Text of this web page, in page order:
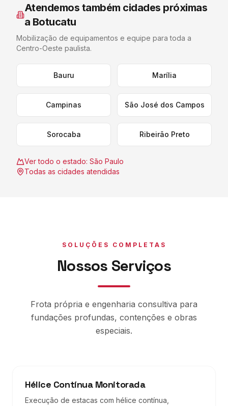
Atendemos também cidades próximas
a Botucatu
Mobilização de equipamentos e equipe para toda a
Centro-Oeste paulista.
Bauru Marília
Campinas São José dos Campos
Sorocaba Ribeirão Preto
Ver todo o estado: São Paulo
Todas as cidades atendidas
SOLUÇÕES COMPLETAS
Nossos Serviços
Frota própria e engenharia consultiva para
fundações profundas, contenções e obras
especiais.
Hélice Contínua Monitorada
Execução de estacas com hélice contínua,